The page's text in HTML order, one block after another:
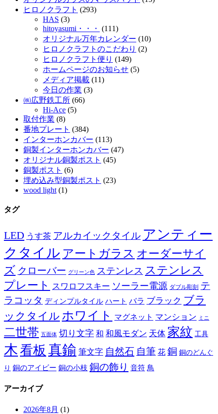
ヒロノクラフト (293)
HAS (3)
hitoyasumi・・・ (111)
オリジナル万年カレンダー (10)
ヒロノクラフトのこだわり (2)
ヒロノクラフト便り (149)
ホームページのお知らせ (5)
メディア掲載 (11)
今日の作業 (3)
㈱広野鉄工所 (66)
Hi-Ace (5)
取付作業 (8)
番地プレート (384)
インターホンカバー (113)
銅製インターホンカバー (47)
オリジナル銅製ポスト (45)
銅製ポスト (6)
埋め込み型銅製ポスト (23)
wood light (1)
タグ
LED うす茶 アルカイックタイル アンティー
クタイル アートガラス オーダーサイ
ズ クローバー グリーン色 ステンレス ステンレス
プレート スワロフスキー ソーラー電源 ダブル彫刻 テ
ラコッタ ディンプルタイル ハート バラ ブラック ブラ
ックタイル ホワイト マグネット マンション ミニ
二世帯 五面体 切り文字 和 和風モダン 天体 家紋 工具
木看板 真鍮 筆文字 自然石 自筆 花 銅 銅のどんぐ
り 銅のアイビー 銅の小枝 銅の飾り 音符 鳥
アーカイブ
2026年8月 (1)